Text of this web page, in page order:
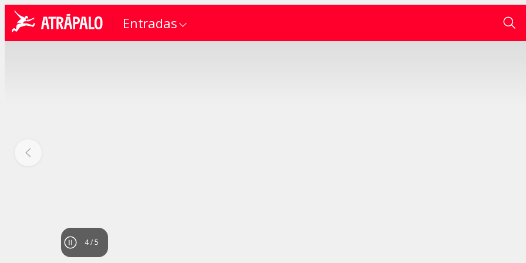
Entradas
4/5